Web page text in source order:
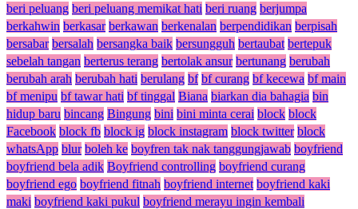
beri peluang beri peluang memikat hati beri ruang berjumpa
berkahwin berkasar berkawan berkenalan berpendidikan berpisah
bersabar bersalah bersangka baik bersungguh bertaubat bertepuk
sebelah tangan berterus terang bertolak ansur bertunang berubah
berubah arah berubah hati berulang bf bf curang bf kecewa bf main
bf menipu bf tawar hati bf tinggal Biana biarkan dia bahagia bin
hidup baru bincang Bingung bini bini minta cerai block block
Facebook block fb block ig block instagram block twitter block
whatsApp blur boleh ke boyfren tak nak tanggungjawab boyfriend
boyfriend bela adik Boyfriend controlling boyfriend curang
boyfriend ego boyfriend fitnah boyfriend internet boyfriend kaki
maki boyfriend kaki pukul boyfriend merayu ingin kembali